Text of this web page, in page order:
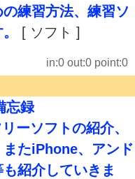
練習方法、練習ソ
[ ソフト ]
in:0 out:0 point:0
忘録
ーソフトの紹介、
たiPhone、アンド
紹介していきま